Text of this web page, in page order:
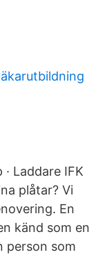
Laddare IFK
plåtar? Vi
En
känd som en
person som